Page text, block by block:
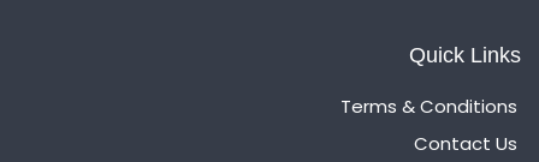
Quick Links
Terms & Conditions
Contact Us